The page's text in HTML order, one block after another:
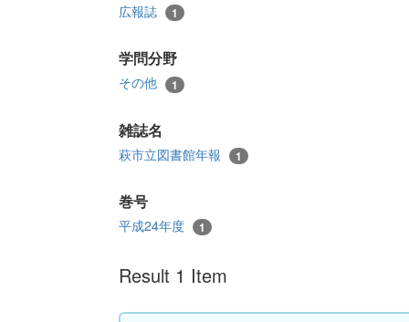
広報誌 1
学問分野
その他 1
雑誌名
萩市立図書館年報 1
巻号
平成24年度 1
Result 1 Item